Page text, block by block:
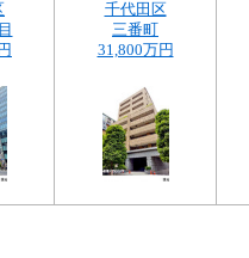
千代田区
三番町
31,800万円